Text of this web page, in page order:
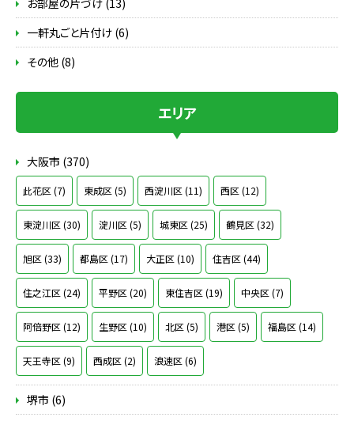
お部屋の片づけ (13)
一軒丸ごと片付け (6)
その他 (8)
エリア
大阪市 (370)
此花区 (7) 東成区 (5) 西淀川区 (11) 西区 (12)
東淀川区 (30) 淀川区 (5) 城東区 (25) 鶴見区 (32)
旭区 (33) 都島区 (17) 大正区 (10) 住吉区 (44)
住之江区 (24) 平野区 (20) 東住吉区 (19) 中央区 (7)
阿倍野区 (12) 生野区 (10) 北区 (5) 港区 (5) 福島区 (14)
天王寺区 (9) 西成区 (2) 浪速区 (6)
堺市 (6)